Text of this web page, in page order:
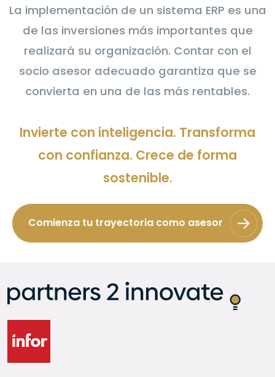
La implementación de un sistema ERP es una
de las inversiones más importantes que
realizará su organización. Contar con el
socio asesor adecuado garantiza que se
convierta en una de las más rentables.
Invierte con inteligencia. Transforma
con confianza. Crece de forma
sostenible.
Comienza tu trayectoria como asesor